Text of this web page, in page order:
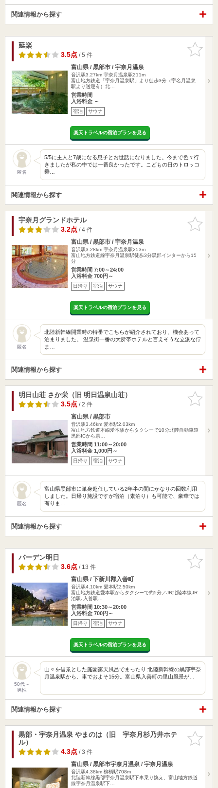
関連情報から探す
お気に入
りに追加
延楽
3.5点/ 5 件
富山県 / 黒部市 / 宇奈月温泉
音沢駅3.27km 宇奈月温泉駅211m
富山地方鉄道「宇奈月温泉駅」より徒歩3分（宇名月温泉
駅より送迎有）北…
営業時間
入浴料金 ～
宿泊 サウナ
楽天トラベルの宿泊プランを見る
匿名
5/5に主人と7歳になる息子とお世話になりました。今まで色々行
きましたが私の中では一番良かったです。こどもの日のトロッコ
乗…
関連情報から探す
お気に入
りに追加
宇奈月グランドホテル
3.2点/ 4 件
富山県 / 黒部市 / 宇奈月温泉
音沢駅3.28km 宇奈月温泉駅253m
富山地方鉄道線宇奈月温泉駅徒歩3分黒部インターから15
分
営業時間 7:00～24:00
入浴料金 700円～
日帰り 宿泊 サウナ
楽天トラベルの宿泊プランを見る
匿名
北陸新幹線開業時の特番でこちらが紹介されており、機会あって
泊まりました。 温泉街一番の大所帯ホテルと言えそうな立派な佇
ま…
関連情報から探す
お気に入
りに追加
明日山荘 さか栄（旧 明日温泉山荘）
3.5点/ 2 件
富山県 / 黒部市
音沢駅3.46km 愛本駅2.03km
富山地方鉄道本線愛本駅からタクシーで10分北陸自動車道
黒部ICから県…
営業時間 11:00～20:00
入浴料金 1,000円～
日帰り 宿泊 サウナ
匿名
富山県黒部市に単身赴任している2年半の間にかなりの回数利用
しました。日帰り施設ですが宿泊（素泊り）も可能で、豪華では
有りま…
関連情報から探す
お気に入
りに追加
バーデン明日
3.6点/ 13 件
富山県 / 下新川郡入善町
音沢駅4.10km 愛本駅2.50km
富山地方鉄道愛本駅からタクシーで約5分／JR北陸本線JR
泊駅､入善駅…
営業時間 10:30～20:00
入浴料金 700円～
日帰り 宿泊 サウナ
楽天トラベルの宿泊プランを見る
50代～
男性
山々を借景とした庭園露天風呂でまったり 北陸新幹線の黒部宇奈
月温泉駅から、車でおよそ15分。富山県入善町の里山風景が…
関連情報から探す
お気に入
りに追加
黒部・宇奈月温泉 やまのは（旧 宇奈月杉乃井ホテ
ル）
4.3点/ 3 件
富山県 / 黒部市宇奈月温泉 / 宇奈月温泉
音沢駅4.38km 柳橋駅708m
北陸新幹線黒部宇奈月温泉駅下車乗り換え、富山地方鉄道
線宇奈月温泉駅下…